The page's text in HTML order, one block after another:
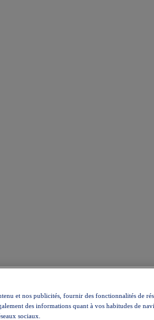
et nos publicités, fournir des fonctionnalités de
des informations quant à vos habitudes de
sociaux.